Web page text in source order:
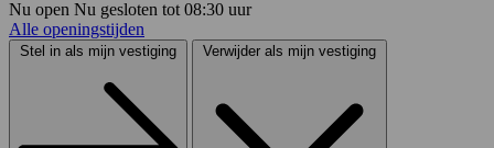
Nu open Nu gesloten tot 08:30 uur
Alle openingstijden
Stel in als mijn vestiging Verwijder als mijn vestiging